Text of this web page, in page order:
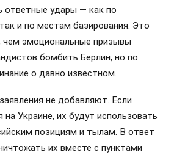
ответные удары — как по
и по местам базирования. Это
чем эмоциональные призывы
бомбить Берлин, но по
о давно известном.
не добавляют. Если
на Украине, их будут использовать
позициям и тылам. В ответ
их вместе с пунктами